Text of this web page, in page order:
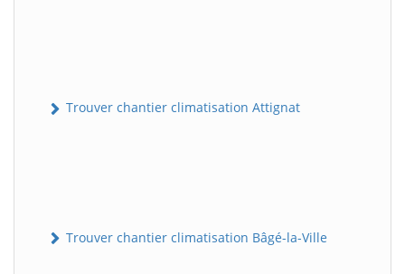
Trouver chantier climatisation Attignat
Trouver chantier climatisation Bâgé-la-Ville